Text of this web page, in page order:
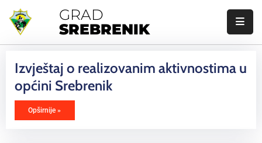
GRAD
SREBRENIK
Gradska
Uprava
Gradonačelnik
Izvještaj o realizovanim aktivnostima u
općini Srebrenik
Opširnije »